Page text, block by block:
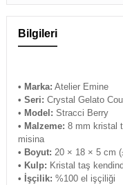
Bilgileri
• Marka: Atelier Emine
• Seri: Crystal Gelato
• Model: Stracci Berry
• Malzeme: 8 mm kristal
misina
• Boyut: 20 × 18 × 5 cm
• Kulp: Kristal taş
• İşçilik: %100 el işçiliği